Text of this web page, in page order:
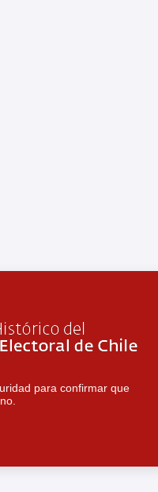
para confirmar que